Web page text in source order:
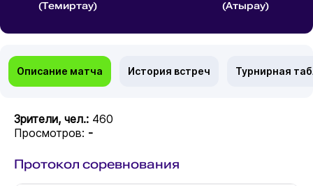
(Темиртау)
(Атырау)
Описание матча История встреч Турнирная
Зрители, чел.: 460
Просмотров: -
Протокол соревнования